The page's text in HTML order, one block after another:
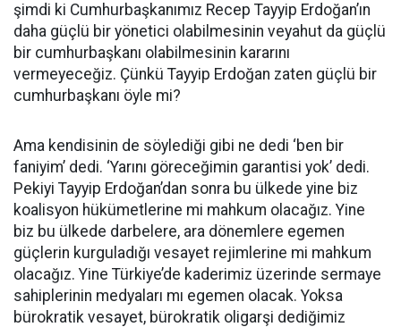
şimdi ki Cumhurbaşkanımız Recep Tayyip Erdoğan’ın
daha güçlü bir yönetici olabilmesinin veyahut da güçlü
bir cumhurbaşkanı olabilmesinin kararını
vermeyeceğiz. Çünkü Tayyip Erdoğan zaten güçlü bir
cumhurbaşkanı öyle mi?
Ama kendisinin de söylediği gibi ne dedi ‘ben bir
faniyim’ dedi. ‘Yarını göreceğimin garantisi yok’ dedi.
Pekiyi Tayyip Erdoğan’dan sonra bu ülkede yine biz
koalisyon hükümetlerine mi mahkum olacağız. Yine
biz bu ülkede darbelere, ara dönemlere egemen
güçlerin kurguladığı vesayet rejimlerine mi mahkum
olacağız. Yine Türkiye’de kaderimiz üzerinde sermaye
sahiplerinin medyaları mı egemen olacak. Yoksa
bürokratik vesayet, bürokratik oligarşi dediğimiz